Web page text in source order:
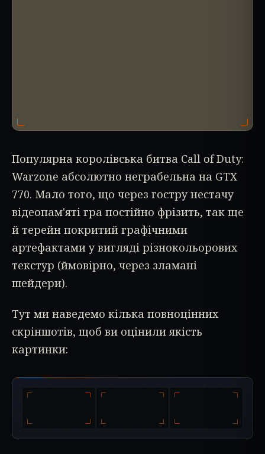
Популярна королівська битва Call of Duty:
Warzone абсолютно неграбельна на GTX
770. Мало того, що через гостру нестачу
відеопам'яті гра постійно фрізить, так ще
й терейн покритий графічними
артефактами у вигляді різнокольорових
текстур (ймовірно, через зламані
шейдери).
Тут ми наведемо кілька повноцінних
скріншотів, щоб ви оцінили якість
картинки: